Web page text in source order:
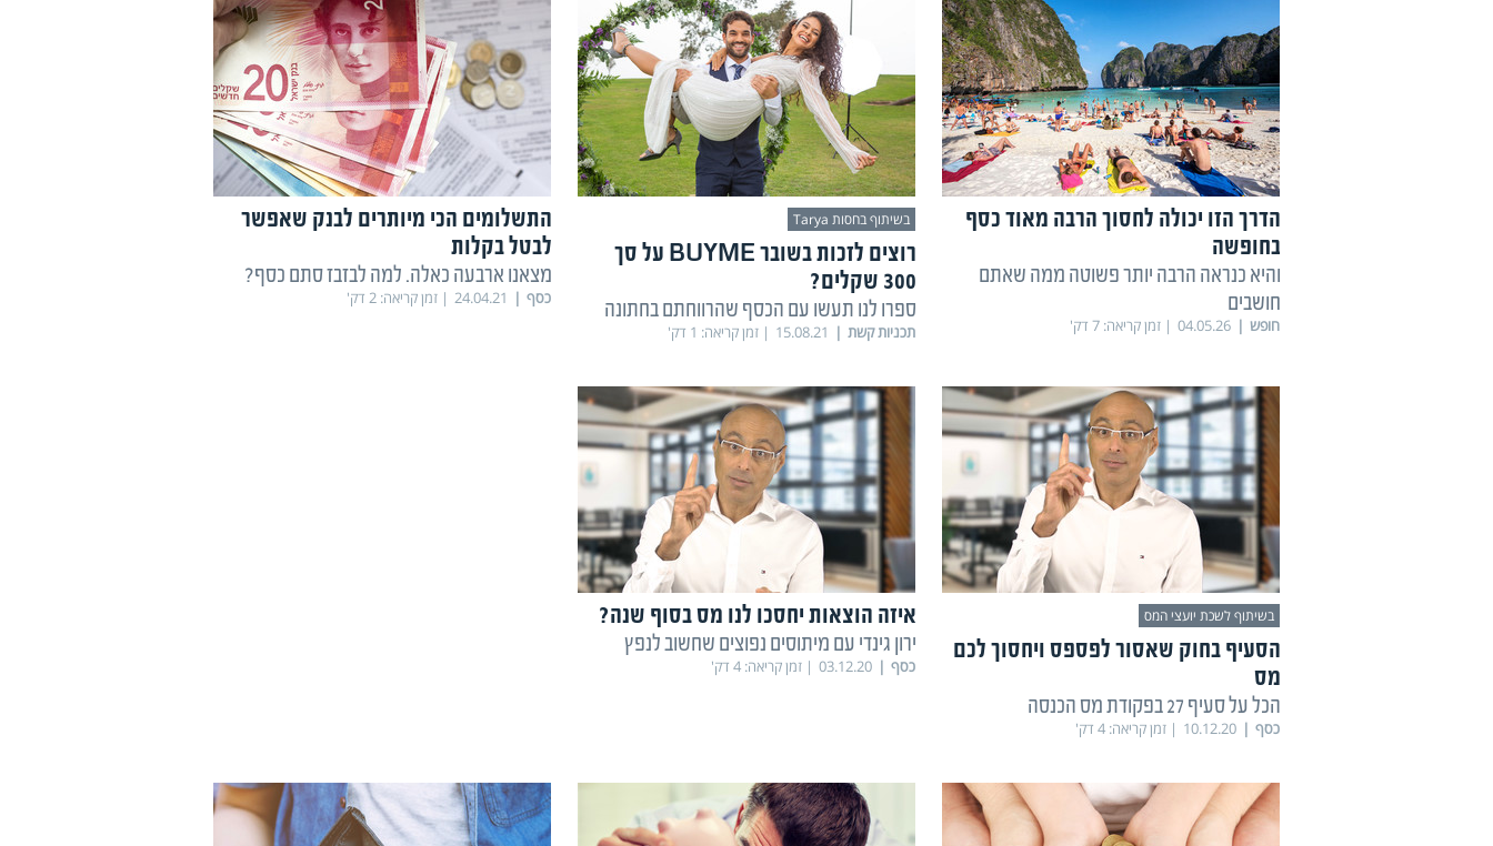
הדרך הזו יכולה לחסוך הרבה מאוד כסף
בחופשה
והיא כנראה הרבה יותר פשוטה ממה שאתם
חושבים
חופש 04.05.26 זמן קריאה:7 דק'
בשיתוף בחסות Tarya
רוצים לזכות בשובר BUYME על סך
300 שקלים?
ספרו לנו תעשו עם הכסף שהרווחתם בחתונה
תכניות קשת 15.08.21 זמן קריאה: 1 דק'
התשלומים הכי מיותרים לבנק שאפשר
לבטל בקלות
מצאנו ארבעה כאלה. למה לבזבז סתם כסף?
כסף 24.04.21 זמן קריאה:2 דק'
בשיתוף לשכת יועצי המס
הסעיף בחוק שאסור לפספס ויחסוך לכם
מס
הכל על סעיף 27 בפקודת מס הכנסה
כסף 10.12.20 זמן קריאה:4 דק'
איזה הוצאות יחסכו לנו מס בסוף שנה?
ירון גינדי עם מיתוסים נפוצים שחשוב לנפץ
כסף 03.12.20 זמן קריאה:4 דק'